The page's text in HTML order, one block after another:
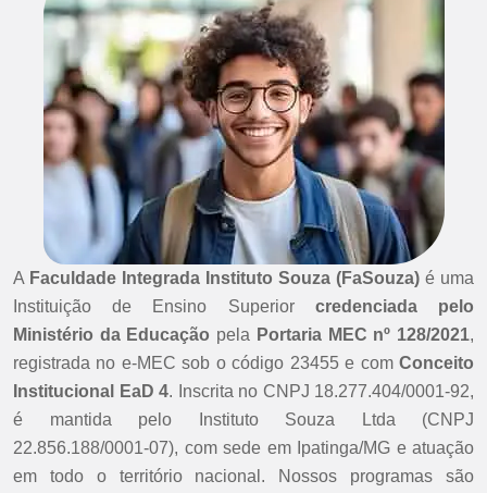
A Faculdade Integrada Instituto Souza (FaSouza) é uma
Instituição de Ensino Superior credenciada pelo
Ministério da Educação pela Portaria MEC nº 128/2021,
registrada no e-MEC sob o código 23455 e com Conceito
Institucional EaD 4. Inscrita no CNPJ 18.277.404/0001-92,
é mantida pelo Instituto Souza Ltda (CNPJ
22.856.188/0001-07), com sede em Ipatinga/MG e atuação
em todo o território nacional. Nossos programas são